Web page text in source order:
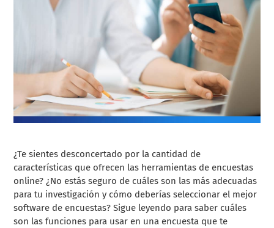
¿Te sientes desconcertado por la cantidad de
características que ofrecen las herramientas de encuestas
online? ¿No estás seguro de cuáles son las más adecuadas
para tu investigación y cómo deberías seleccionar el mejor
software de encuestas? Sigue leyendo para saber cuáles
son las funciones para usar en una encuesta que te